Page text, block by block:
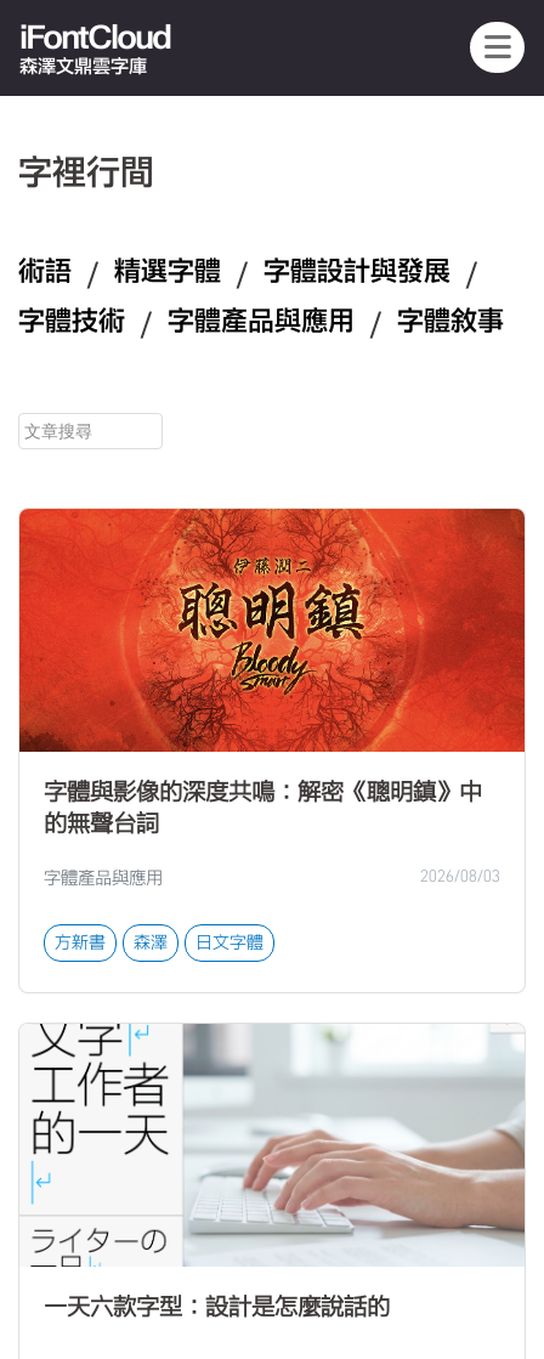
iFontCloud
森澤文鼎雲字庫
字裡行間
術語 / 精選字體 / 字體設計與發展 /
字體技術 / 字體產品與應用 / 字體敘事
字體與影像的深度共鳴：解密《聰明鎮》中
的無聲台詞
字體產品與應用 2026/08/03
方新書 森澤 日文字體
一天六款字型：設計是怎麼說話的